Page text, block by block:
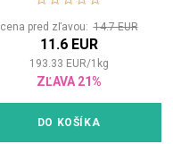
cena pred zľavou:14.7 EUR
11.6 EUR
193.33 EUR/1 kg
ZĽAVA 21%
DO KOŠÍKA